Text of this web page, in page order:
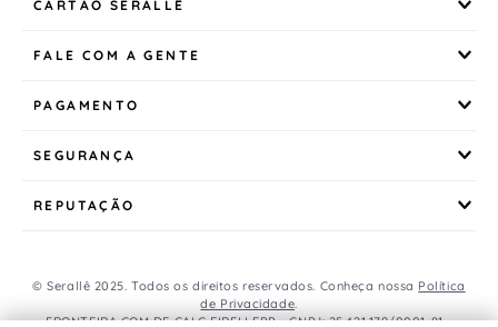
CARTÃO SERALLÊ
FALE COM A GENTE
PAGAMENTO
SEGURANÇA
REPUTAÇÃO
© Serallê 2025. Todos os direitos reservados. Conheça nossa Política
de Privacidade.
FRONTEIRA COM DE CALC EIRELI EPP - CNPJ: 25.421.179/0001-81 -